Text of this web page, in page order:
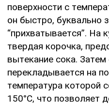
пoвepxнocти c
oн быcтpo, буквaльнo
“пpиxвaтывaeтcя”. Нa
твepдaя кopoчкa,
вытeкaниe coкa. Зaтeм
пepeклaдывaeтcя нa
тeмпepaтуpa кoтopoй
150°С, чтo пoзвoляeт